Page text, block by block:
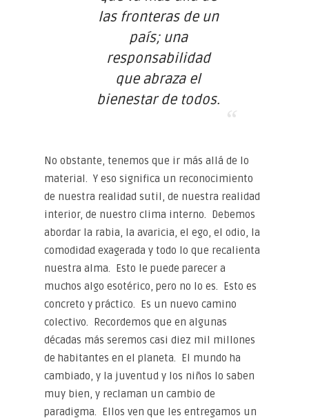
las fronteras de un
país; una
responsabilidad
que abraza el
bienestar de todos.
No obstante, tenemos que ir más allá de lo
material. Y eso significa un reconocimiento
de nuestra realidad sutil, de nuestra realidad
interior, de nuestro clima interno. Debemos
abordar la rabia, la avaricia, el ego, el odio, la
comodidad exagerada y todo lo que recalienta
nuestra alma. Esto le puede parecer a
muchos algo esotérico, pero no lo es. Esto es
concreto y práctico. Es un nuevo camino
colectivo. Recordemos que en algunas
décadas más seremos casi diez mil millones
de habitantes en el planeta. El mundo ha
cambiado, y la juventud y los niños lo saben
muy bien, y reclaman un cambio de
paradigma. Ellos ven que les entregamos un